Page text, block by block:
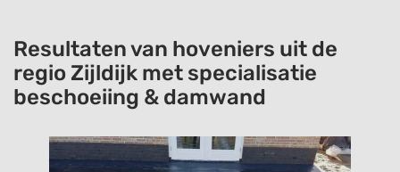
Resultaten van hoveniers uit de
regio Zijldijk met specialisatie
beschoeiing & damwand